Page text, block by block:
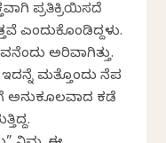
ಪ್ರತಿಕ್ರಿಯಿಸದೆ
ಎಂದುಕೊಂಡಿದ್ದಳು.
ಅರಿವಾಗಿತ್ತು.
ಮತ್ತೊಂದು ನೆಪ
ಅನುಕೂಲವಾದ ಕಡೆ